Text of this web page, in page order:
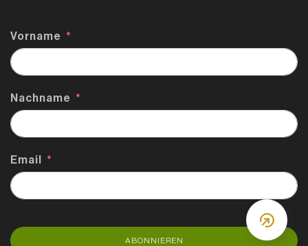
Vorname
Nachname
Email
ABONNIEREN